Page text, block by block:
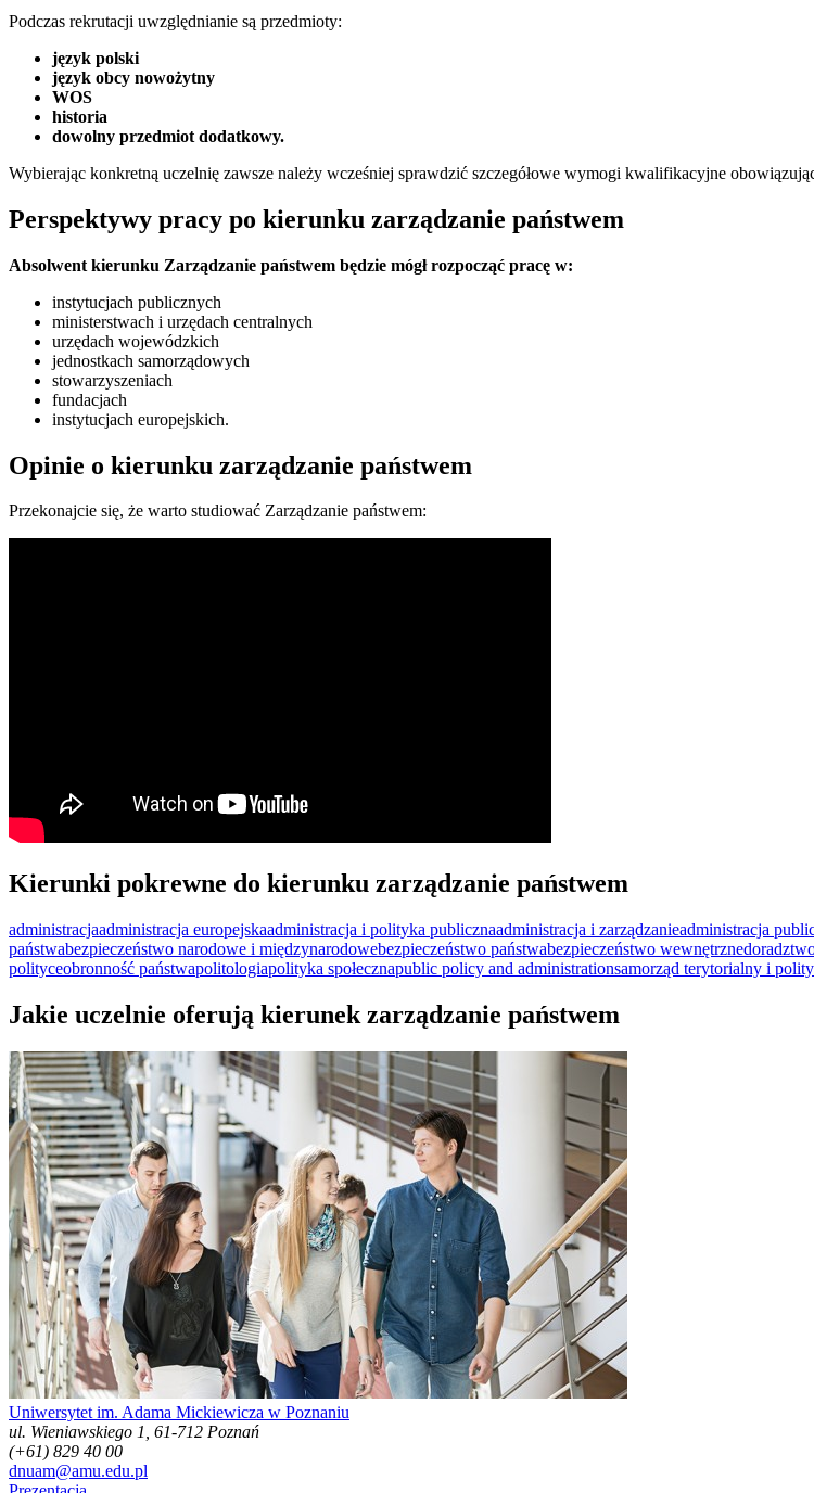
Podczas rekrutacji uwzględnianie są przedmioty:
język polski
język obcy nowożytny
WOS
historia
dowolny przedmiot dodatkowy.
Wybierając konkretną uczelnię zawsze należy wcześniej sprawdzić szczegółowe wymogi kwalifikacyjne
Perspektywy pracy po kierunku zarządzanie państwem
Absolwent kierunku Zarządzanie państwem będzie mógł rozpocząć pracę w:
instytucjach publicznych
ministerstwach i urzędach centralnych
urzędach wojewódzkich
jednostkach samorządowych
stowarzyszeniach
fundacjach
instytucjach europejskich.
Opinie o kierunku zarządzanie państwem
Przekonajcie się, że warto studiować Zarządzanie państwem:
Kierunki pokrewne do kierunku zarządzanie państwem
administracjaadministracja europejskaadministracja i polityka publicznaadministracja i zarządzanieadministracja
państwabezpieczeństwo narodowe i międzynarodowebezpieczeństwo państwabezpieczeństwo wewnętrzne
polityceobronność państwapolitologiapolityka społecznapublic policy and administrationsamorząd terytorialny i
Jakie uczelnie oferują kierunek zarządzanie państwem
Uniwersytet im. Adama Mickiewicza w Poznaniu
ul. Wieniawskiego 1, 61-712 Poznań
(+61) 829 40 00
dnuam@amu.edu.pl